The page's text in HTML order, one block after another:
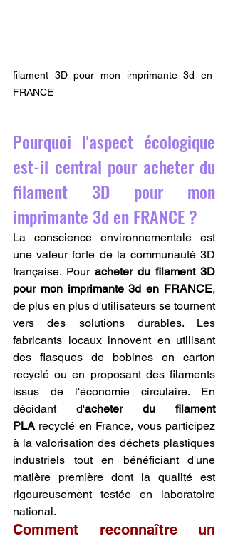
filament 3D pour mon imprimante 3d en
FRANCE
Pourquoi l'aspect écologique
est-il central pour acheter du
filament 3D pour mon
imprimante 3d en FRANCE ?
La conscience environnementale est
une valeur forte de la communauté 3D
française. Pour acheter du filament 3D
pour mon imprimante 3d en FRANCE,
de plus en plus d'utilisateurs se tournent
vers des solutions durables. Les
fabricants locaux innovent en utilisant
des flasques de bobines en carton
recyclé ou en proposant des filaments
issus de l'économie circulaire. En
décidant d'acheter du filament
PLA recyclé en France, vous participez
à la valorisation des déchets plastiques
industriels tout en bénéficiant d'une
matière première dont la qualité est
rigoureusement testée en laboratoire
national.
Comment reconnaître un